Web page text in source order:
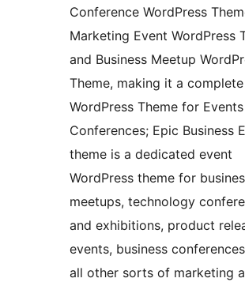
Conference WordPress
Marketing Event WordPress
and Business Meetup
Theme, making it a complete
WordPress Theme for
Conferences; Epic Business
theme is a dedicated event
WordPress theme for
meetups, technology
and exhibitions, product
events, business
all other sorts of marketing